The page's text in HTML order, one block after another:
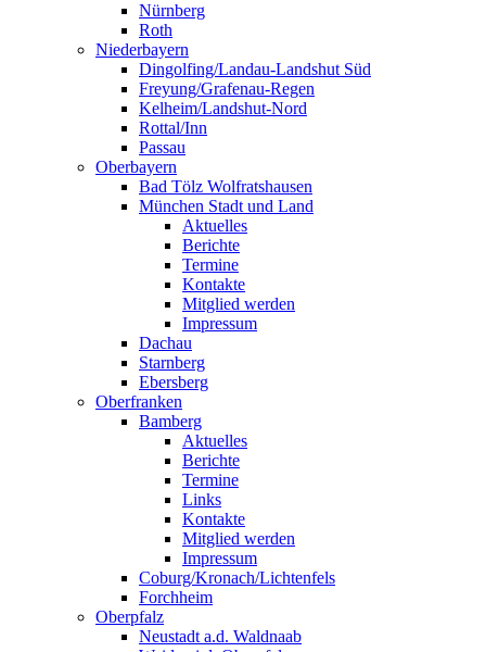
Nürnberg
Roth
Niederbayern
Dingolfing/Landau-Landshut Süd
Freyung/Grafenau-Regen
Kelheim/Landshut-Nord
Rottal/Inn
Passau
Oberbayern
Bad Tölz Wolfratshausen
München Stadt und Land
Aktuelles
Berichte
Termine
Kontakte
Mitglied werden
Impressum
Dachau
Starnberg
Ebersberg
Oberfranken
Bamberg
Aktuelles
Berichte
Termine
Links
Kontakte
Mitglied werden
Impressum
Coburg/Kronach/Lichtenfels
Forchheim
Oberpfalz
Neustadt a.d. Waldnaab